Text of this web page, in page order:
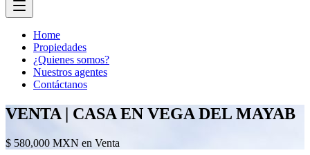
Home
Propiedades
¿Quienes somos?
Nuestros agentes
Contáctanos
VENTA | CASA EN VEGA DEL MAYAB
$ 580,000 MXN en Venta